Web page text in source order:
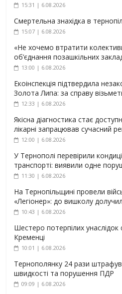
15:31 | 6.08.2026
Смертельна знахідка в
15:07 | 6.08.2026
«Не хочемо втратити
об’єднання позашкільних
13:00 | 6.08.2026
Екоінспекція підтвердила
Золота Липа: за справу
12:33 | 6.08.2026
Якісна діагностика стає
лікарні запрацював сучасний
12:00 | 6.08.2026
У Тернополі перевірили
транспорті: виявили одне
11:30 | 6.08.2026
На Тернопільщині провели
«Легіонер»: до вишколу
10:43 | 6.08.2026
Шестеро потерпілих унаслідок
Кременці
10:01 | 6.08.2026
Тернополянку 24 рази
швидкості та порушення ПДР
09:09 | 6.08.2026